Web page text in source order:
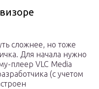
сложнее, но тоже
Для начала нужно
плеер VLC Media
(с учетом